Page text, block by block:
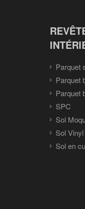
Parquet
Parquet
Parquet
SPC
Sol
Sol Vinyl
Sol en